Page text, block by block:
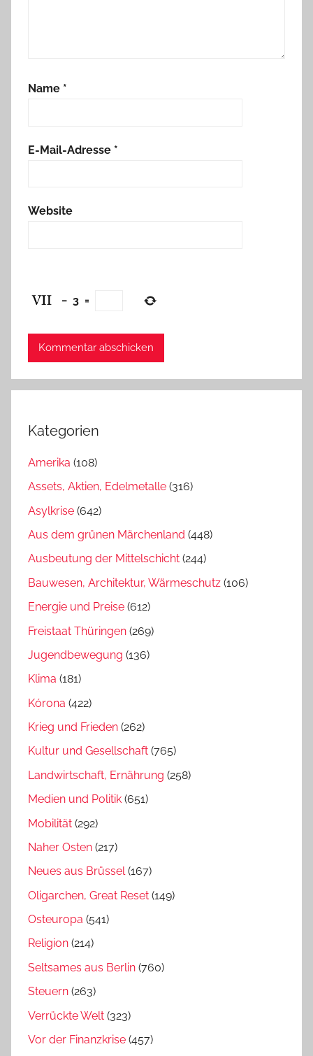
Name *
E-Mail-Adresse *
Website
− 3 =
Kategorien
Amerika (108)
Assets, Aktien, Edelmetalle (316)
Asylkrise (642)
Aus dem grünen Märchenland (448)
Ausbeutung der Mittelschicht (244)
Bauwesen, Architektur, Wärmeschutz (106)
Energie und Preise (612)
Freistaat Thüringen (269)
Jugendbewegung (136)
Klima (181)
Kórona (422)
Krieg und Frieden (262)
Kultur und Gesellschaft (765)
Landwirtschaft, Ernährung (258)
Medien und Politik (651)
Mobilität (292)
Naher Osten (217)
Neues aus Brüssel(167)
Oligarchen, Great Reset (149)
Osteuropa (541)
Religion (214)
Seltsames aus Berlin (760)
Steuern (263)
Verrückte Welt (323)
Vor der Finanzkrise (457)